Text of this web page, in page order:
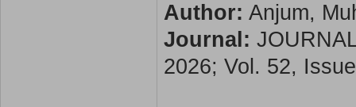
Author: Anjum,
Journal:
2026; Vol. 52,